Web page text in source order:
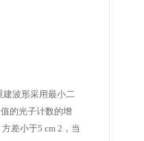
建波形采用最小二
值的光子计数的增
差小于5 cm 2，当